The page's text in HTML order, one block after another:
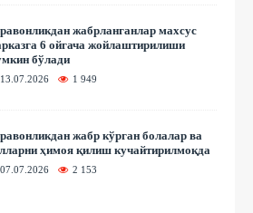
жабрланганлар махсус
6 ойгача жойлаштирилиши
бўлади
13.07.2026 1 949
жабр кўрган болалар ва
ҳимоя қилиш кучайтирилмоқда
07.07.2026 2 153